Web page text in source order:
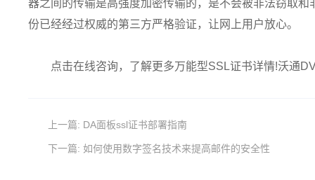
器之间的传输是高强度加密传输的，是不会被非法窃取
份已经经过权威的第三方严格验证，让网上用户放心。
点击在线咨询，了解更多万能型SSL证书详情!沃通
上一篇: DA面板ssl证书部署指南
下一篇: 如何使用数字签名技术来提高邮件的安全性